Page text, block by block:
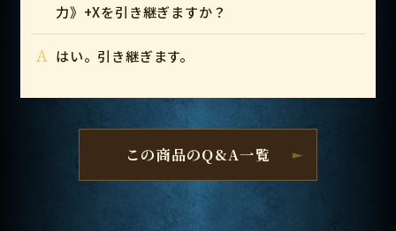
力》+Xを引き継ぎますか？
A はい。引き継ぎます。
この商品のQ&A一覧